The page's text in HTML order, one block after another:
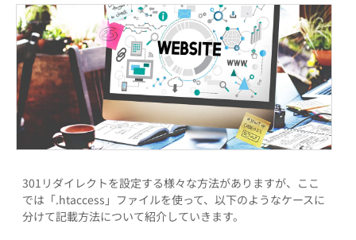
301リダイレクトを設定する様々な方法がありますが、ここ
では「.htaccess」ファイルを使って、以下のようなケースに
分けて記載方法について紹介していきます。